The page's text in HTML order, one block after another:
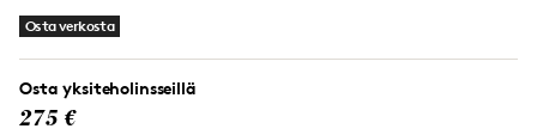
Osta verkosta
Osta yksiteholinsseillä
275 €